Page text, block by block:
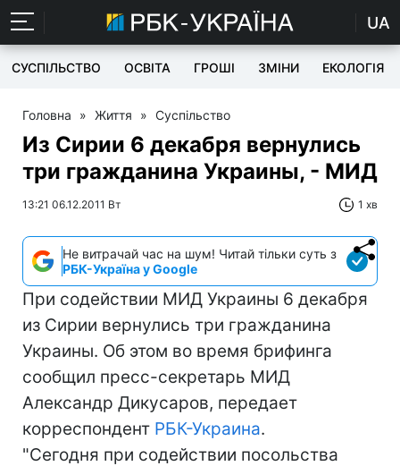
UA
СУСПІЛЬСТВО ОСВІТА ГРОШІ ЗМІНИ ЕКОЛОГІЯ
Головна » Життя » Суспільство
Из Сирии 6 декабря вернулись
три гражданина Украины, - МИД
13:21 06.12.2011 Вт 1 хв
Не витрачай час на шум! Читай тільки суть з
РБК-Україна у Google
При содействии МИД Украины 6 декабря
из Сирии вернулись три гражданина
Украины. Об этом во время брифинга
сообщил пресс-секретарь МИД
Александр Дикусаров, передает
корреспондент РБК-Украина.
"Сегодня при содействии посольства